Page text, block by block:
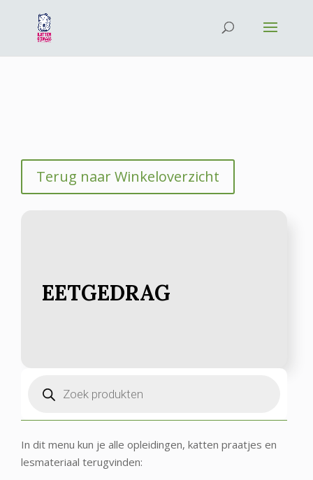
Terug naar Winkeloverzicht
EETGEDRAG
zoeken
In dit menu kun je alle opleidingen, katten praatjes en
lesmateriaal terugvinden: